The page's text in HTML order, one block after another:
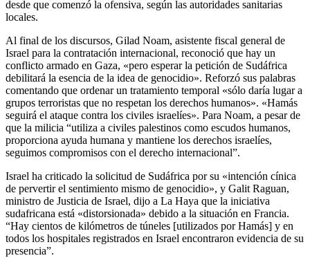
desde que comenzó la ofensiva, según las autoridades sanitarias
locales.
Al final de los discursos, Gilad Noam, asistente fiscal general de
Israel para la contratación internacional, reconoció que hay un
conflicto armado en Gaza, «pero esperar la petición de Sudáfrica
debilitará la esencia de la idea de genocidio». Reforzó sus palabras
comentando que ordenar un tratamiento temporal «sólo daría lugar a
grupos terroristas que no respetan los derechos humanos». «Hamás
seguirá el ataque contra los civiles israelíes». Para Noam, a pesar de
que la milicia “utiliza a civiles palestinos como escudos humanos,
proporciona ayuda humana y mantiene los derechos israelíes,
seguimos compromisos con el derecho internacional”.
Israel ha criticado la solicitud de Sudáfrica por su «intención cínica
de pervertir el sentimiento mismo de genocidio», y Galit Raguan,
ministro de Justicia de Israel, dijo a La Haya que la iniciativa
sudafricana está «distorsionada» debido a la situación en Francia.
“Hay cientos de kilómetros de túneles [utilizados por Hamás] y en
todos los hospitales registrados en Israel encontraron evidencia de su
presencia”.